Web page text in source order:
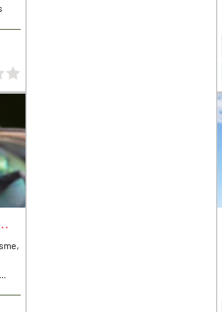
sur 4